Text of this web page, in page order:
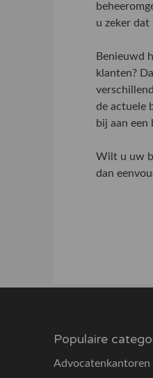
u zeker
Benieuwd
klanten?
de actuele
bij aan een
Wilt u uw
dan
Populaire
Advocatenkantoren